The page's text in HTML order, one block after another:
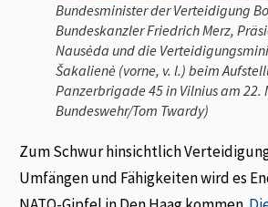
Bundesminister der Verteidigung
Bundeskanzler Friedrich Merz,
Nausėda und die
Šakalienė (vorne, v. l.) beim
Panzerbrigade 45 in Vilnius am 22.
Bundeswehr/Tom Twardy)
Zum Schwur hinsichtlich
Umfängen und Fähigkeiten wird es